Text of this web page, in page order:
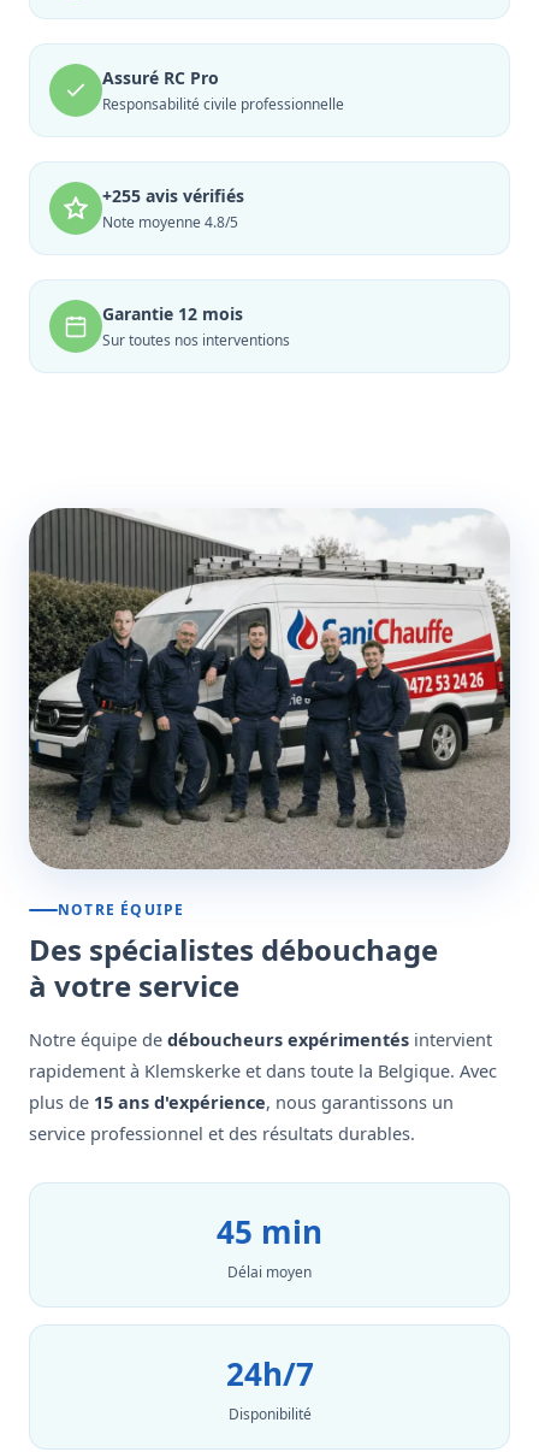
Assuré RC Pro
Responsabilité civile professionnelle
+255 avis vérifiés
Note moyenne 4.8/5
Garantie 12 mois
Sur toutes nos interventions
NOTRE ÉQUIPE
Des spécialistes débouchage
à votre service
Notre équipe de déboucheurs expérimentés intervient
rapidement à Klemskerke et dans toute la Belgique. Avec
plus de 15 ans d'expérience, nous garantissons un
service professionnel et des résultats durables.
45 min
Délai moyen
24h/7
Disponibilité